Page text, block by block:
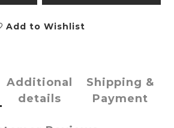
Add to Wishlist
Additional
details
Shipping &
Payment